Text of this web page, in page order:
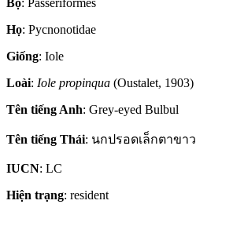
Bộ: Passeriformes
Họ: Pycnonotidae
Giống: Iole
Loài: Iole propinqua (Oustalet, 1903)
Tên tiếng Anh: Grey-eyed Bulbul
Tên tiếng Thái: นกปรอดเล็กตาขาว
IUCN: LC
Hiện trạng: resident